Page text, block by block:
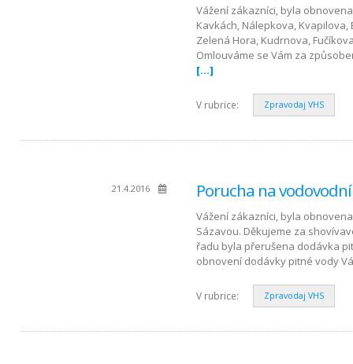
Vážení zákazníci, byla
Kavkách, Nálepkova, Kvapilova,
Zelená Hora, Kudrnova,
Omlouváme se Vám za
[…]
V rubrice: Zpravodaj VHS
21.4.2016 Porucha na
Vážení zákazníci, byla
Sázavou. Děkujeme za
řadu byla přerušena dodávka
obnovení dodávky pitné vody
V rubrice: Zpravodaj VHS